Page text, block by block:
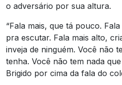
o adversário por sua altura.
“Fala mais, que tá pouco.
pra escutar. Fala mais alto,
inveja de ninguém. Você não
tenha. Você não tem nada
Brigido por cima da fala do